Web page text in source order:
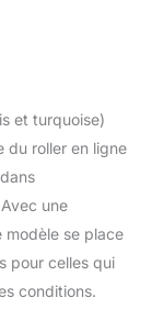
et turquoise)
du roller en ligne
une
modèle se place
pour celles qui
conditions.